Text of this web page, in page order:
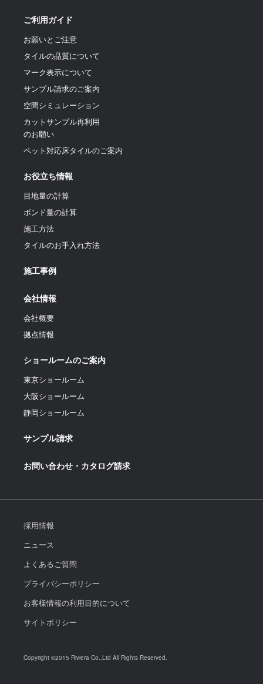
ご利用ガイド
お願いとご注意
タイルの品質について
マーク表示について
サンプル請求のご案内
空間シミュレーション
カットサンプル再利用
のお願い
ペット対応床タイルのご案内
お役立ち情報
目地量の計算
ポンド量の計算
施工方法
タイルのお手入れ方法
施工事例
会社情報
会社概要
拠点情報
ショールームのご案内
東京ショールーム
大阪ショールーム
静岡ショールーム
サンプル請求
お問い合わせ・カタログ請求
採用情報
ニュース
よくあるご質問
プライバシーポリシー
お客様情報の利用目的について
サイトポリシー
Copyright ©2015 Riviera Co.,Ltd All Rights Reserved.